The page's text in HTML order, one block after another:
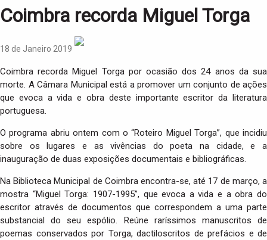
o
n
Coimbra recorda Miguel Torga
18 de Janeiro 2019
Coimbra recorda Miguel Torga por ocasião dos 24 anos da sua
morte. A Câmara Municipal está a promover um conjunto de ações
que evoca a vida e obra deste importante escritor da literatura
portuguesa.
O programa abriu ontem com o “Roteiro Miguel Torga”, que incidiu
sobre os lugares e as vivências do poeta na cidade, e a
inauguração de duas exposições documentais e bibliográficas.
Na Biblioteca Municipal de Coimbra encontra-se, até 17 de março, a
mostra “Miguel Torga: 1907-1995”, que evoca a vida e a obra do
escritor através de documentos que correspondem a uma parte
substancial do seu espólio. Reúne raríssimos manuscritos de
poemas conservados por Torga, dactiloscritos de prefácios e de